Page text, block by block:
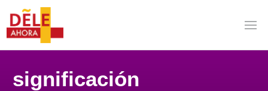
significación